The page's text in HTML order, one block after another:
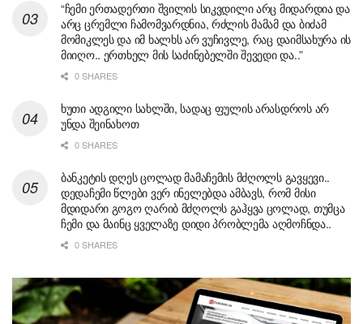
“ჩემი ერთადერთი შვილის სიკვდილი არც მიდარდია და
არც ცრემლი ჩამომვარდნია, რძლის მამამ და ბიძამ
მომიკლეს და იმ ხალხს არ ვუჩივლე, რაც დაიმსახურა ის
მიიღო.. ერთხელ მის საძინებელში შევედი და..”
0 SHARES
ხუთი ადგილი სახლში, სადაც ფულის არასდროს არ
უნდა შეინახოთ
0 SHARES
ბანკეტის დღეს ცოლად მამაჩემის მძღოლს გავყევი..
დედაჩემი წლები ვერ ინელებდა ამბავს, რომ მისი
მდიდარი გოგო ღარიბ მძღოლს გაჰყვა ცოლად, თუმცა
ჩემი და მაინც ყველაზე დიდი პრობლემა აღმოჩნდა..
0 SHARES